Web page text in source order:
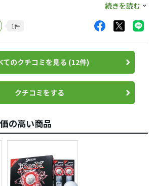
っかり具合はかなり違います。②は反
えたかのように、柔らかいのにポー
。V1は打感と球持ち感がピッタリ揃
持ちが長く感じられ、通常のショッ
ちよく打てます。
らのアプローチでは、BSのノリ感が感
うど良いです。
すごい大きいような感覚（錯覚でしょ
して1回OBを打ってしまいましたが、
ったので仕方無し。
ならず踏ん張ってくれてました。
良いボールです。
続きを読む
1件
てのクチコミを見る (12件)
クチコミをする
の高い商品